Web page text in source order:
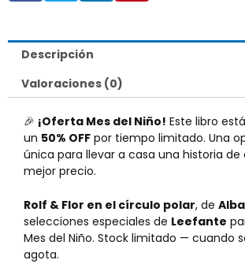
Descripción
Valoraciones (0)
🎉 ¡Oferta Mes del Niño! Este libro
un 50% OFF por tiempo limitado. Una
única para llevar a casa una historia de
mejor precio.
Rolf & Flor en el círculo polar, de Alba
selecciones especiales de Leefante
Mes del Niño. Stock limitado — cuando
agota.